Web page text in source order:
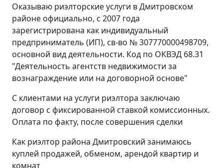
Оказываю риэлторские услуги в Дмитровском
районе официально, с 2007 года
зарегистрирована как индивидуальный
предприниматель (ИП), св-во № 307770000498709,
основной вид деятельности. Код по ОКВЭД 68.31
"Деятельность агентств недвижимости за
вознаграждение или на договорной основе"
С клиентами на услуги риэлтора заключаю
договор с фиксированной ставкой комиссионных.
Оплата по факту, после совершения сделки
Как риэлтор района Дмитровский занимаюсь
куплей продажей, обменом, арендой квартир и
комнат